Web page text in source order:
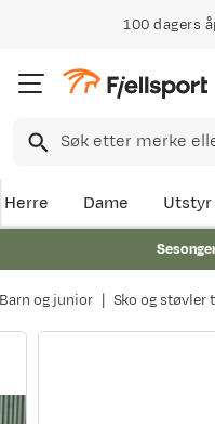
100 dagers
Herre Dame Utstyr
Barn og junior Sko og støvler